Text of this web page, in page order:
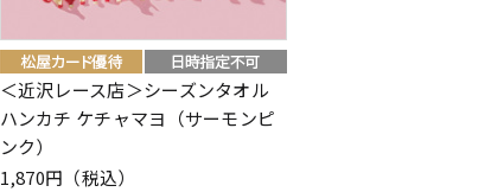
＜近沢レース店＞シーズンタオル
ハンカチ ケチャマヨ（サーモンピ
ンク）
1,870円（税込）